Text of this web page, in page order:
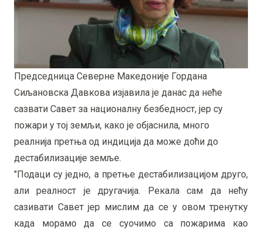
Председница Северне Македоније Гордана
Сиљановска Давкова изјавила је данас да неће
сазвати Савет за националну безбедност, јер су
пожари у тој земљи, како је објаснила, много
реалнија претња од индиција да може доћи до
дестабилизације земље.
"Подаци су једно, а претње дестабилизацијом друго,
али реалност је другачија. Рекала сам да нећу
сазивати Савет јер мислим да се у овом тренутку
када морамо да се суочимо са пожарима као